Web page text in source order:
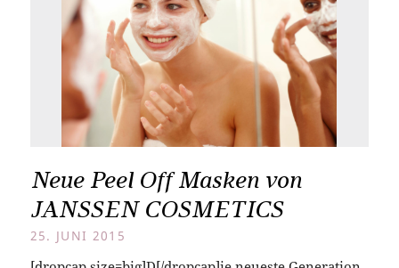
Neue Peel Off Masken von
JANSSEN COSMETICS
25. JUNI 2015